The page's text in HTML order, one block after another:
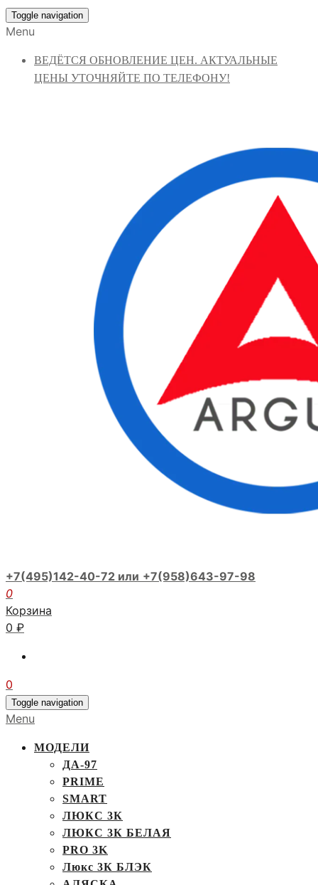
Toggle navigation
Menu
ВЕДЁТСЯ ОБНОВЛЕНИЕ ЦЕН. АКТУАЛЬНЫЕ
ЦЕНЫ УТОЧНЯЙТЕ ПО ТЕЛЕФОНУ!
+7(495)142-40-72 или +7(958)643-97-98
0
Корзина
0 ₽
0
Toggle navigation
Menu
МОДЕЛИ
ДА-97
PRIME
SMART
ЛЮКС 3К
ЛЮКС 3К БЕЛАЯ
PRO 3K
Люкс 3К БЛЭК